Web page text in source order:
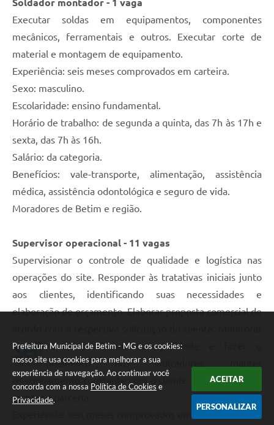
Prefeitura Municipal de Betim - MG e os cookies:
nosso site usa cookies para melhorar a sua
experiência de navegação. Ao continuar você
concorda com a nossa Política de Cookies e
Privacidade.
ACEITAR
PERSONALIZAR
Soldador montador - 1 vaga
Executar soldas em equipamentos, componentes
mecânicos, ferramentais e outros. Executar corte de
material e montagem de equipamento.
Experiência: seis meses comprovados em carteira.
Sexo: masculino.
Escolaridade: ensino fundamental.
Horário de trabalho: de segunda a quinta, das 7h às 17h e
sexta, das 7h às 16h.
Salário: da categoria.
Benefícios: vale-transporte, alimentação, assistência
médica, assistência odontológica e seguro de vida.
Moradores de Betim e região.
Supervisor operacional - 11 vagas
Supervisionar o controle de qualidade e logística nas
operações do site. Responder às tratativas iniciais junto
aos clientes, identificando suas necessidades e
elaboração de orçamento. Elaborar proposta comercial de
o processo operacional da qualidade e fazer o
acompanhamento dos indicadores. Manter
relacionamento constante com o cliente com objetivo de
manter a parceria.